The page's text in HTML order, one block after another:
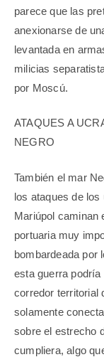
parece que las
anexionarse de
levantada en
milicias
por Moscú.
ATAQUES A
NEGRO
También el mar
los ataques de
Mariúpol caminan
portuaria muy
bombardeada por
esta guerra
corredor territorial
solamente
sobre el estrecho
cumpliera, algo